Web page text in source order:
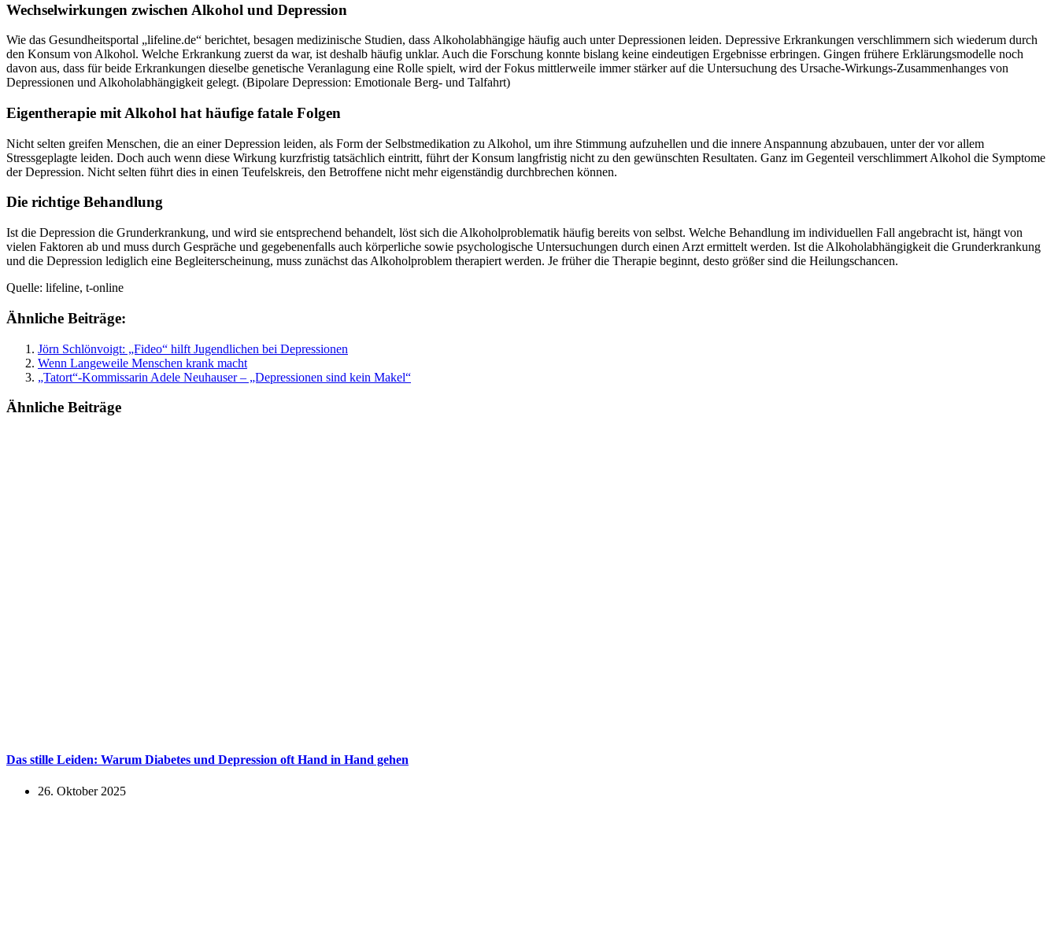
Wechselwirkungen zwischen Alkohol und Depression
Wie das Gesundheitsportal „lifeline.de“ berichtet, besagen medizinische Studien, dass Alkoholabhängige häufig auch unter Depressionen leiden. Depressive Erkrankungen verschlimmern sich wiederum durch
den Konsum von Alkohol. Welche Erkrankung zuerst da war, ist deshalb häufig unklar. Auch die Forschung konnte bislang keine eindeutigen Ergebnisse erbringen. Gingen frühere Erklärungsmodelle noch
davon aus, dass für beide Erkrankungen dieselbe genetische Veranlagung eine Rolle spielt, wird der Fokus mittlerweile immer stärker auf die Untersuchung des Ursache-Wirkungs-Zusammenhanges von
Depressionen und Alkoholabhängigkeit gelegt. (Bipolare Depression: Emotionale Berg- und Talfahrt)
Eigentherapie mit Alkohol hat häufige fatale Folgen
Nicht selten greifen Menschen, die an einer Depression leiden, als Form der Selbstmedikation zu Alkohol, um ihre Stimmung aufzuhellen und die innere Anspannung abzubauen, unter der vor allem
Stressgeplagte leiden. Doch auch wenn diese Wirkung kurzfristig tatsächlich eintritt, führt der Konsum langfristig nicht zu den gewünschten Resultaten. Ganz im Gegenteil verschlimmert Alkohol die Symptome
der Depression. Nicht selten führt dies in einen Teufelskreis, den Betroffene nicht mehr eigenständig durchbrechen können.
Die richtige Behandlung
Ist die Depression die Grunderkrankung, und wird sie entsprechend behandelt, löst sich die Alkoholproblematik häufig bereits von selbst. Welche Behandlung im individuellen Fall angebracht ist, hängt von
vielen Faktoren ab und muss durch Gespräche und gegebenenfalls auch körperliche sowie psychologische Untersuchungen durch einen Arzt ermittelt werden. Ist die Alkoholabhängigkeit die Grunderkrankung
und die Depression lediglich eine Begleiterscheinung, muss zunächst das Alkoholproblem therapiert werden. Je früher die Therapie beginnt, desto größer sind die Heilungschancen.
Quelle: lifeline, t-online
Ähnliche Beiträge:
Jörn Schlönvoigt: „Fideo“ hilft Jugendlichen bei Depressionen
Wenn Langeweile Menschen krank macht
„Tatort“-Kommissarin Adele Neuhauser – „Depressionen sind kein Makel“
Ähnliche Beiträge
Das stille Leiden: Warum Diabetes und Depression oft Hand in Hand gehen
26. Oktober 2025